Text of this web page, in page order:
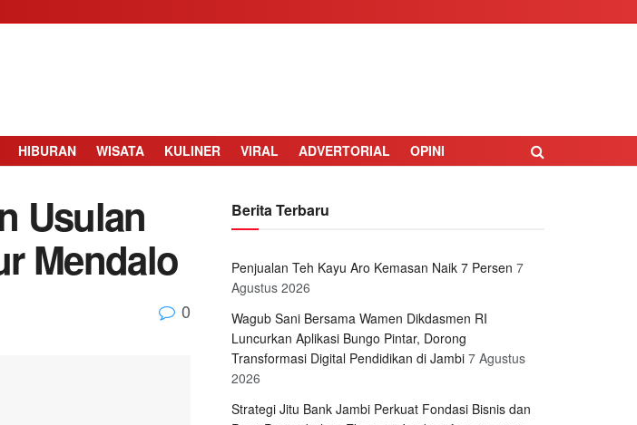
HIBURAN WISATA KULINER VIRAL ADVERTORIAL OPINI
Usulan
Mendalo
0
Berita Terbaru
Penjualan Teh Kayu Aro Kemasan Naik 7 Persen 7
Agustus 2026
Wagub Sani Bersama Wamen Dikdasmen RI
Luncurkan Aplikasi Bungo Pintar, Dorong
Transformasi Digital Pendidikan di Jambi 7 Agustus
2026
Strategi Jitu Bank Jambi Perkuat Fondasi Bisnis dan